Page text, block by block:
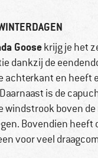
Goosekrijg je het
dankzij de
achterkant en heeft
is de
windstrook boven
Bovendien heeft
voor veel